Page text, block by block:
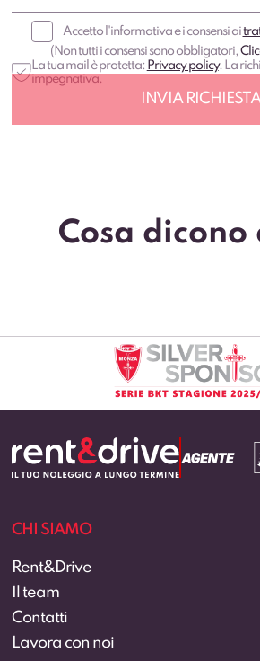
Accetto l'informativa e i consensi ai
(Non tutti i consensi sono obbligatori,
La tua mail è protetta: Privacy policy. La
impegnativa.
Cosa dicono
CHI SIAMO
Rent&Drive
Il team
Contatti
Lavora con noi